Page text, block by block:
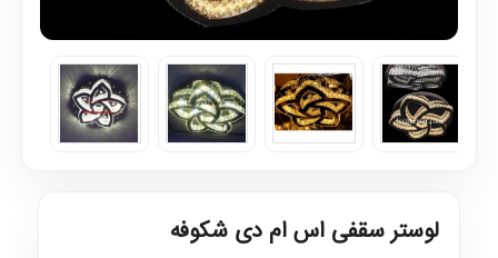
لوستر سقفی اس ام دی شکوفه